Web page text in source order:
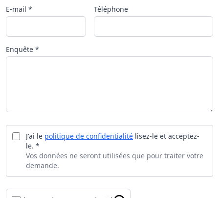
E-mail * Téléphone
Enquête *
J'ai le politique de confidentialité lisez-le et acceptez-
le. *
Vos données ne seront utilisées que pour traiter votre
demande.